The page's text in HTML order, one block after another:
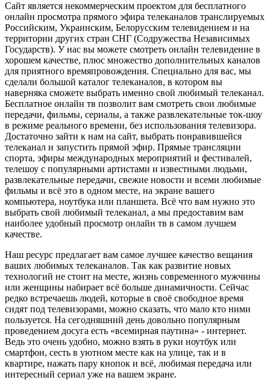
Сайт является некоммерческим проектом для бесплатного
онлайн просмотра прямого эфира телеканалов транслируемых
Российским, Украинским, Белорусским телевидением и на
территории других стран СНГ (Содружества Независимых
Государств). У нас вы можете смотреть онлайн телевидение в
хорошем качестве, плюс множество дополнительных каналов
для приятного времяпровождения. Специально для вас, мы
сделали большой каталог телеканалов, в котором вы
наверняка сможете выбрать именно свой любимый телеканал.
Бесплатное онлайн тв позволит вам смотреть свои любимые
передачи, фильмы, сериалы, а также развлекательные ток-шоу
в режиме реального времени, без использования телевизора.
Достаточно зайти к нам на сайт, выбрать понравившейся
телеканал и запустить прямой эфир. Прямые трансляции
спорта, эфиры международных мероприятий и фестивалей,
телешоу с популярными артистами и известными людьми,
развлекательные передачи, свежие новости и всеми любимые
фильмы и всё это в одном месте, на экране вашего
компьютера, ноутбука или планшета. Всё что вам нужно это
выбрать свой любимый телеканал, а мы предоставим вам
наиболее удобный просмотр онлайн тв в самом лучшем
качестве.
Наш ресурс предлагает вам самое лучшее качество вещания
ваших любимых телеканалов. Так как развитие новых
технологий не стоит на месте, жизнь современного мужчины
или женщины набирает всё больше динамичности. Сейчас
редко встречаешь людей, которые в своё свободное время
сидят под телевизорами, можно сказать, что мало кто ними
пользуется. На сегодняшний день довольно популярным
проведением досуга есть «всемирная паутина» - интернет.
Ведь это очень удобно, можно взять в руки ноутбук или
смартфон, сесть в уютном месте как на улице, так и в
квартире, нажать пару кнопок и всё, любимая передача или
интересный сериал уже на вашем экране.